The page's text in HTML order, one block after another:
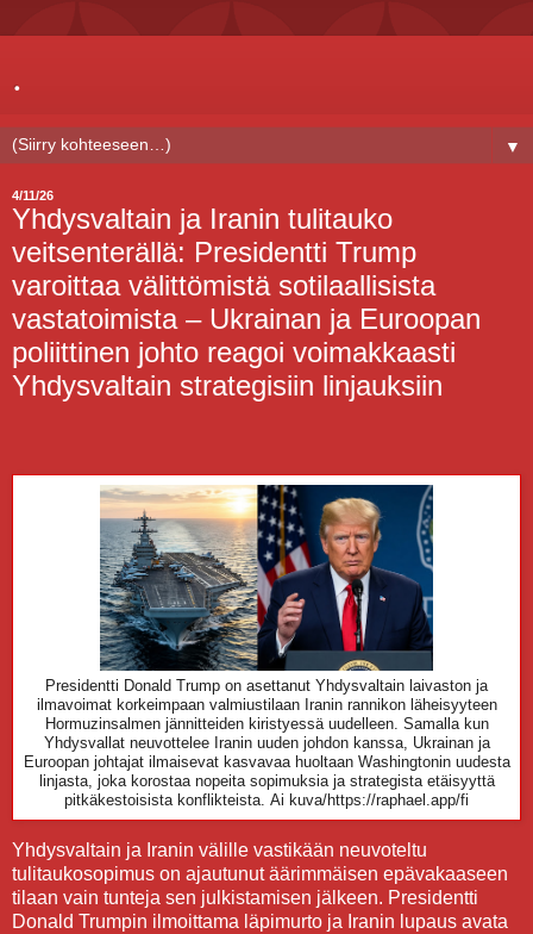
.
▼
4/11/26
Yhdysvaltain ja Iranin tulitauko
veitsenterällä: Presidentti Trump
varoittaa välittömistä sotilaallisista
vastatoimista – Ukrainan ja Euroopan
poliittinen johto reagoi voimakkaasti
Yhdysvaltain strategisiin linjauksiin
Presidentti Donald Trump on asettanut Yhdysvaltain laivaston ja
ilmavoimat korkeimpaan valmiustilaan Iranin rannikon läheisyyteen
Hormuzinsalmen jännitteiden kiristyessä uudelleen. Samalla kun
Yhdysvallat neuvottelee Iranin uuden johdon kanssa, Ukrainan ja
Euroopan johtajat ilmaisevat kasvavaa huoltaan Washingtonin uudesta
linjasta, joka korostaa nopeita sopimuksia ja strategista etäisyyttä
pitkäkestoisista konflikteista. Ai kuva/https://raphael.app/fi
Yhdysvaltain ja Iranin välille vastikään neuvoteltu
tulitaukosopimus on ajautunut äärimmäisen epävakaaseen
tilaan vain tunteja sen julkistamisen jälkeen. Presidentti
Donald Trumpin ilmoittama läpimurto ja Iranin lupaus avata